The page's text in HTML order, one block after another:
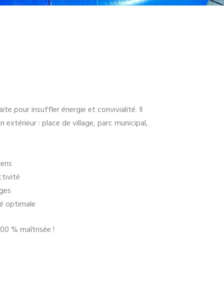
pour insuffler énergie et convivialité. Il
extérieur : place de village, parc municipal,
optimale
% maîtrisée !